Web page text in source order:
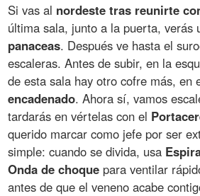
Si vas al nordeste tras reunirte
última sala, junto a la puerta, verás
panaceas. Después ve hasta el
escaleras. Antes de subir, en la
de esta sala hay otro cofre más, en
encadenado. Ahora sí, vamos
tardarás en vértelas con el
querido marcar como jefe por ser
simple: cuando se divida, usa
Onda de choque para ventilar
antes de que el veneno acabe